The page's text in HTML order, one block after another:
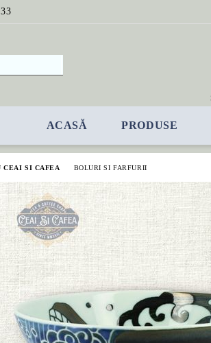
ACASĂ PRODUSE
CEAI SI CAFEA BOLURI SI FARFURII